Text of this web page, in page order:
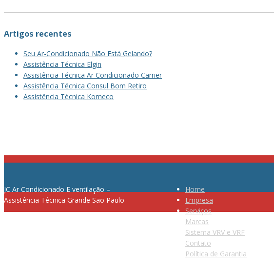
Artigos recentes
Seu Ar-Condicionado Não Está Gelando?
Assistência Técnica Elgin
Assistência Técnica Ar Condicionado Carrier
Assistência Técnica Consul Bom Retiro
Assistência Técnica Komeco
JC Ar Condicionado E ventilação –
Assistência Técnica Grande São Paulo
Home
Empresa
Serviços
Marcas
Sistema VRV e VRF
Contato
Política de Garantia